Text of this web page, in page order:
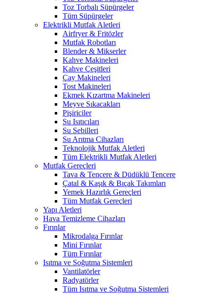
Toz Torbalı Süpürgeler
Tüm Süpürgeler
Elektrikli Mutfak Aletleri
Airfryer & Fritözler
Mutfak Robotları
Blender & Mikserler
Kahve Makineleri
Kahve Çeşitleri
Çay Makineleri
Tost Makineleri
Ekmek Kızartma Makineleri
Meyve Sıkacakları
Pişiriciler
Su Isıtıcıları
Su Sebilleri
Su Arıtma Cihazları
Teknolojik Mutfak Aletleri
Tüm Elektrikli Mutfak Aletleri
Mutfak Gereçleri
Tava & Tencere & Düdüklü Tencere
Çatal & Kaşık & Bıçak Takımları
Yemek Hazırlık Gereçleri
Tüm Mutfak Gereçleri
Yapı Aletleri
Hava Temizleme Cihazları
Fırınlar
Mikrodalga Fırınlar
Mini Fırınlar
Tüm Fırınlar
Isıtma ve Soğutma Sistemleri
Vantilatörler
Radyatörler
Tüm Isıtma ve Soğutma Sistemleri